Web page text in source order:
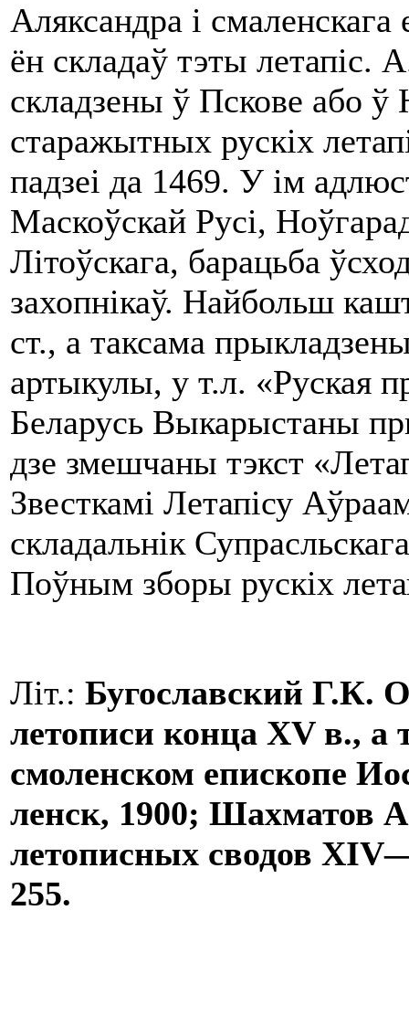
Аляксандра i смаленскага
ён складаў тэ­ты летапіс.
складзены ў Пскове або ў
старажытных рускіх
падзеі да 1469. У ім
Маскоўскай Русі,
Літоўскага, барацьба
захопнікаў. Найбольш
ст., а таксама
артыкулы, у т.л. «Руская
Беларусь Выкарыстаны
дзе змешчаны тэкст
Звесткамі Летапісу
складальнік
Поўным зборы рускіх
Літ.: Бугославский Г.К.
летописи конца XV в., а
смоленском епископе
ленск, 1900; Шахматов
летописных сводов
255.